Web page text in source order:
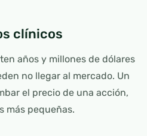
clínicos
años y millones de dólares
no llegar al mercado. Un
el precio de una acción,
más pequeñas.